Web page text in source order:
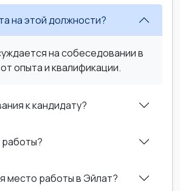
на этой должности?
на собеседовании в
опыта и квалификации.
к кандидату?
работы?
место работы в Эйлат?